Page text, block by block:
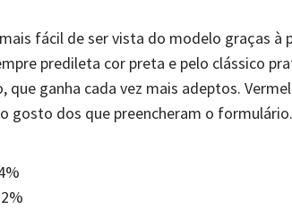
fácil de ser vista do modelo graças à
predileta cor preta e pelo clássico
que ganha cada vez mais adeptos.
gosto dos que preencheram o formulário.